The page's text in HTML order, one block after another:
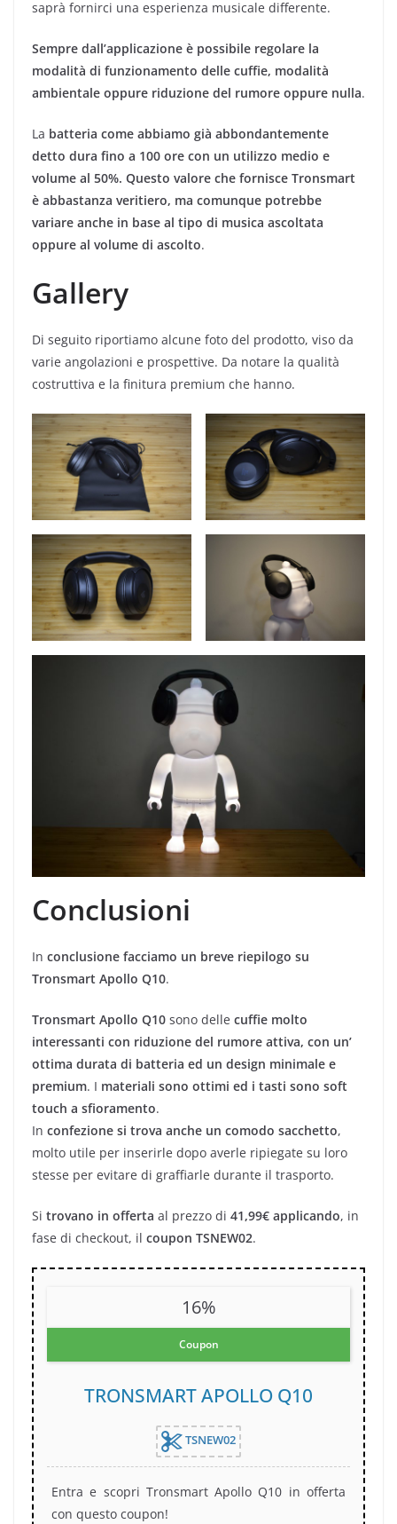
saprà fornirci una esperienza musicale differente.
Sempre dall’applicazione è possibile regolare la
modalità di funzionamento delle cuffie, modalità
ambientale oppure riduzione del rumore oppure nulla.
La batteria come abbiamo già abbondantemente
detto dura fino a 100 ore con un utilizzo medio e
volume al 50%. Questo valore che fornisce Tronsmart
è abbastanza veritiero, ma comunque potrebbe
variare anche in base al tipo di musica ascoltata
oppure al volume di ascolto.
Gallery
Di seguito riportiamo alcune foto del prodotto, viso da
varie angolazioni e prospettive. Da notare la qualità
costruttiva e la finitura premium che hanno.
Conclusioni
In conclusione facciamo un breve riepilogo su
Tronsmart Apollo Q10.
Tronsmart Apollo Q10 sono delle cuffie molto
interessanti con riduzione del rumore attiva, con un’
ottima durata di batteria ed un design minimale e
premium. I materiali sono ottimi ed i tasti sono soft
touch a sfioramento.
In confezione si trova anche un comodo sacchetto,
molto utile per inserirle dopo averle ripiegate su loro
stesse per evitare di graffiarle durante il trasporto.
Si trovano in offerta al prezzo di 41,99€ applicando, in
fase di checkout, il coupon TSNEW02.
16%
Coupon
TRONSMART APOLLO Q10
TSNEW02
Entra e scopri Tronsmart Apollo Q10 in offerta
con questo coupon!